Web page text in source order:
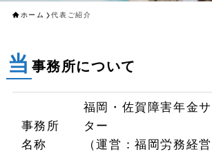
ホーム 代表ご紹介
当 事務所について
事務所
名称
福岡・佐賀障害年金
ター
（運営：福岡労務経